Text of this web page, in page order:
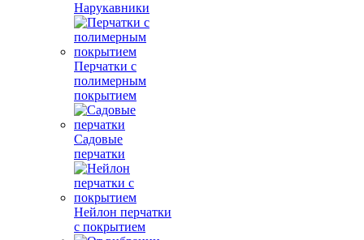
Нарукавники
Перчатки с
полимерным
покрытием
Садовые
перчатки
Нейлон перчатки
с покрытием